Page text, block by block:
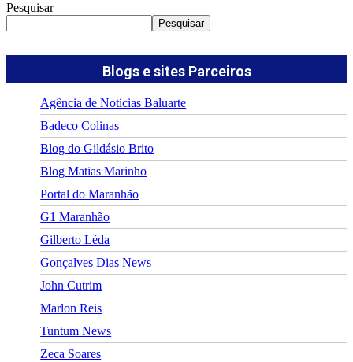
Pesquisar
Pesquisar
Blogs e sites Parceiros
Agência de Notícias Baluarte
Badeco Colinas
Blog do Gildásio Brito
Blog Matias Marinho
Portal do Maranhão
G1 Maranhão
Gilberto Léda
Gonçalves Dias News
John Cutrim
Marlon Reis
Tuntum News
Zeca Soares